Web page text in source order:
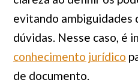
evitando ambiguidades
dúvidas. Nesse caso, é
conhecimento jurídico
de documento.